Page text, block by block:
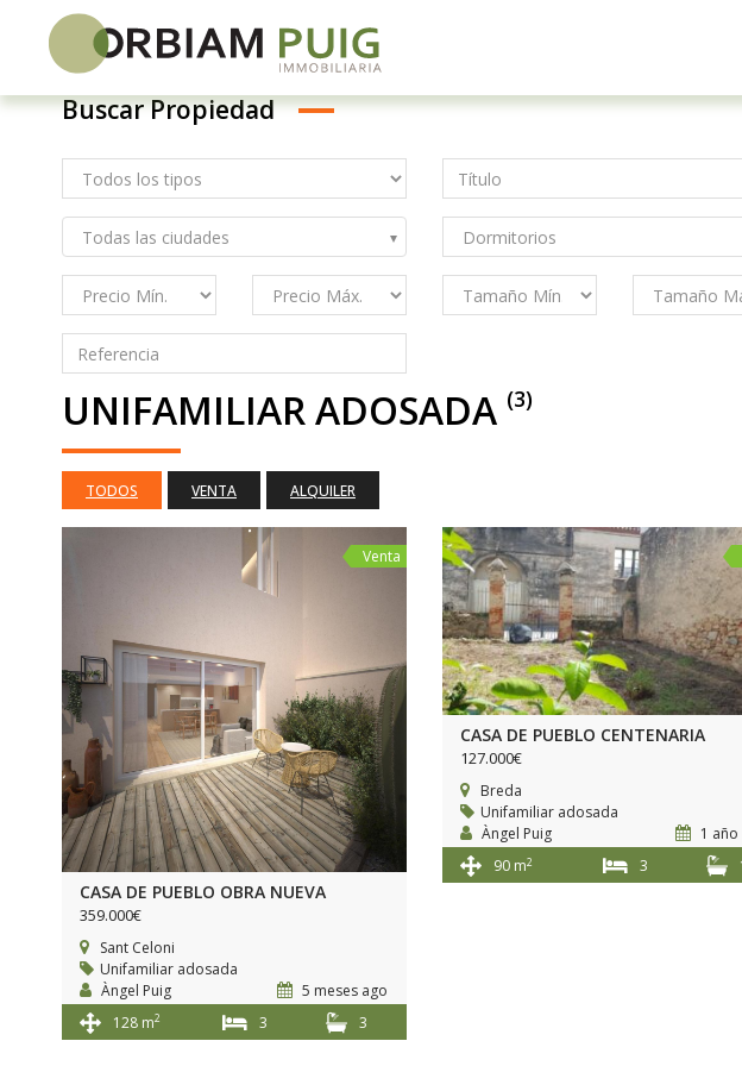
Saltar
contenido
Buscar Propiedad
Todas las ciudades
UNIFAMILIAR ADOSADA (3)
TODOS VENTA ALQUILER
Venta
CASA DE PUEBLO OBRA NUEVA
359.000€
Sant Celoni
Unifamiliar adosada
Àngel Puig
5 meses ago
128 m2 3 3
CASA DE PUEBLO CENTENARIA
127.000€
Breda
Unifamiliar adosada
Àngel Puig
1 año
90 m2 3